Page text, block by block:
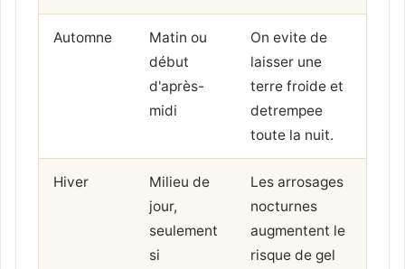
Automne
Matin ou
début
d'après-
midi
On evite de
laisser une
terre froide et
detrempee
toute la nuit.
Hiver
Milieu de
jour,
seulement
si
Les arrosages
nocturnes
augmentent le
risque de gel